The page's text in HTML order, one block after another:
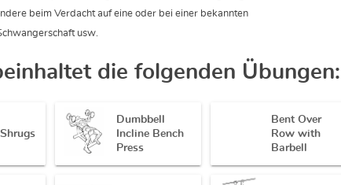
beim Verdacht auf eine oder bei einer bekannten
usw.
die folgenden Übungen:
Dumbbell
Incline Bench
Press
Bent Over
Row with
Barbell